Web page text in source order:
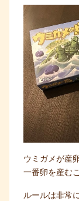
ウミガメが産
一番卵を産む
ルールは非常